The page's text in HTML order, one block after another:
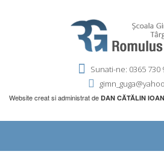
Sunati-ne: 0365 730
Website creat si administrat de DAN CĂTĂLIN IOAN